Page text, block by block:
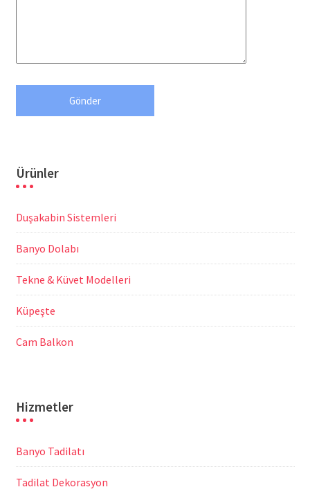
Ürünler
Duşakabin Sistemleri
Banyo Dolabı
Tekne & Küvet Modelleri
Küpeşte
Cam Balkon
Hizmetler
Banyo Tadilatı
Tadilat Dekorasyon